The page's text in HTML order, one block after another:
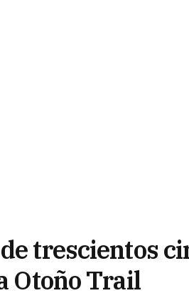
trescientos
Otoño Trail